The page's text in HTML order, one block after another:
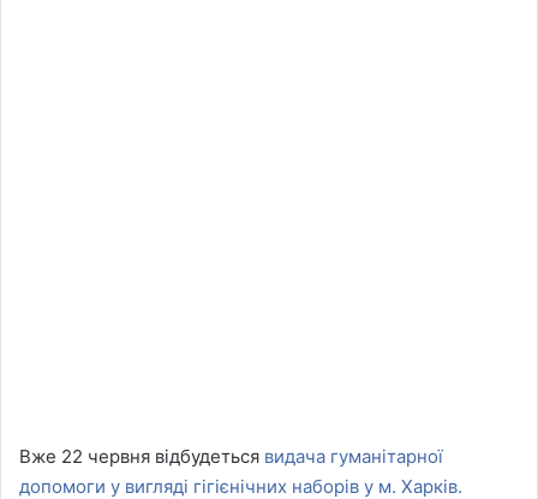
Вже 22 червня відбудеться видача гуманітарної
допомоги у вигляді гігієнічних наборів у м. Харків.